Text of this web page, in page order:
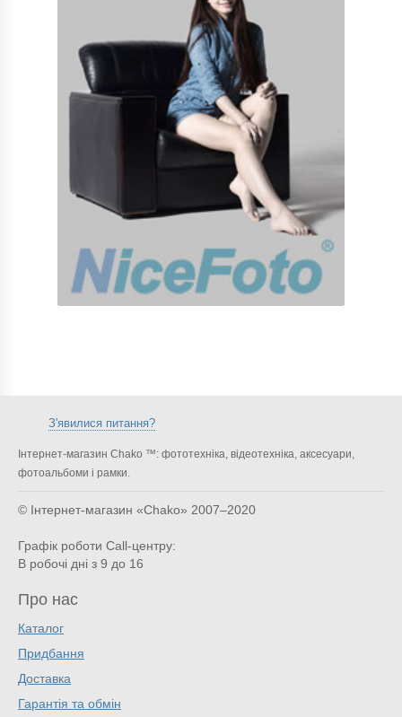
З'явилися питання?
Інтернет-магазин Chako ™: фототехніка, відеотехніка, аксесуари,
фотоальбоми і рамки.
© Інтернет-магазин «Chako» 2007–2020
Графік роботи Call-центру:
В робочі дні з 9 до 16
Про нас
Каталог
Придбання
Доставка
Гарантія та обмін